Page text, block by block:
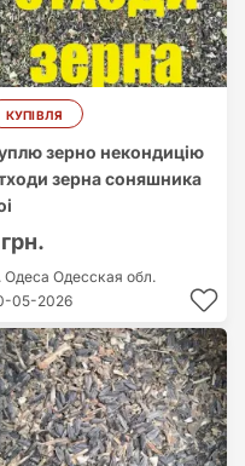
КУПІВЛЯ
зерно некондицію
зерна соняшника
Одеса Одесская обл.
05-2026